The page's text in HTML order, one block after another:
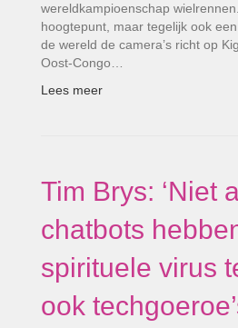
wereldkampioenschap
hoogtepunt, maar tegelijk ook
de wereld de camera’s richt op
Oost-Congo…
Lees meer
Tim Brys: ‘Niet
chatbots
spirituele virus
ook